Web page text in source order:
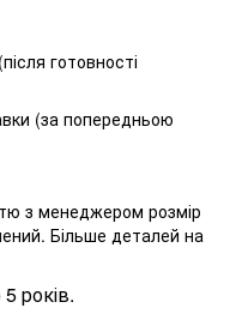
готовності
(за попередньою
з менеджером розмір
Більше деталей на
років.